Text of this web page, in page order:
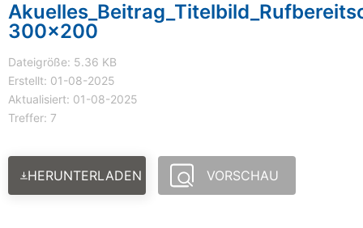
300x200
Dateigröße: 5.36 KB
Erstellt: 01-08-2025
Aktualisiert: 01-08-2025
Treffer: 7
HERUNTERLADEN VORSCHAU